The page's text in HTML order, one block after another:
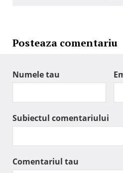
Posteaza comentariu
Numele tau
Subiectul comentariului
Comentariul tau